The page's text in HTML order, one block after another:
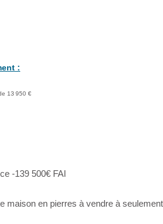
:
13 950 €
-139 500€ FAI
maison en pierres à vendre à